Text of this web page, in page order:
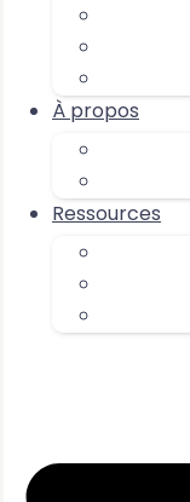
À propos
Ressources